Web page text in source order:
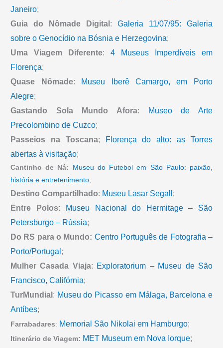
Janeiro;
Guia do Nômade Digital : Galeria 11/07/95: Galeria
sobre o Genocídio na Bósnia e Herzegovina;
Uma Viagem Diferente: 4 Museus Imperdíveis em
Florença;
Quase Nômade: Museu Iberê Camargo, em Porto
Alegre;
Gastando Sola Mundo Afora: Museo de Arte
Precolombino de Cuzco;
Passeios na Toscana; Florença do alto: as Torres
abertas à visitação;
Cantinho de Ná: Museu do Futebol em São Paulo: paixão,
história e entretenimento;
Destino Compartilhado: Museu Lasar Segall ;
Entre Polos:
Museu Nacional do Hermitage – São
Petersburgo – Rússia;
Do RS para o Mundo: Centro Português de Fotografia –
Porto/Portugal ;
Mulher Casada Viaja: Exploratorium – Museu de São
Francisco, Califórnia;
TurMundial : Museu do Picasso em Málaga, Barcelona e
Antíbes;
Farrabadares: Memorial São Nikolai em Hamburgo;
Itinerário de Viagem: MET Museum em Nova Iorque;